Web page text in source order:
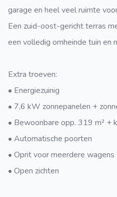
garage en heel veel ruimte
Een zuid-oost-gericht terras
een volledig omheinde tuin en
Extra troeven:
• Energiezuinig
• 7,6 kW zonnepanelen +
• Bewoonbare opp. 319 m² +
• Automatische poorten
• Oprit voor meerdere wagens
• Open zichten